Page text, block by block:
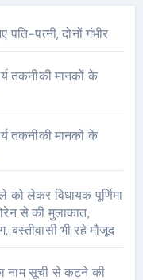
पत्नी, दोनों गंभीर
तकनीकी मानकों के
तकनीकी मानकों के
लेकर विधायक पूर्णिमा
से की मुलाकात,
बस्तीवासी भी रहे मौजूद
नाम सूची से कटने की